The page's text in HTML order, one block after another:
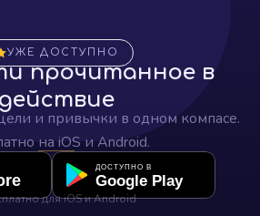
УЖЕ ДОСТУПНО
прочитанное в
действие
и привычки в одном компасе.
на iOS и Android.
ДОСТУПНО В
Google Play
для iOS и Android